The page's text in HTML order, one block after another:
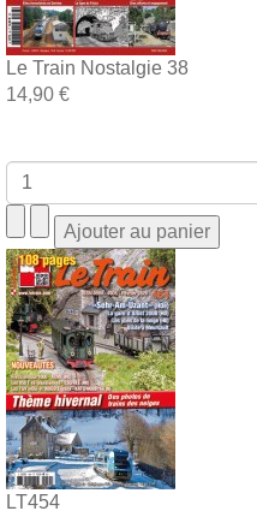
Le Train Nostalgie 38
14,90 €
LT454